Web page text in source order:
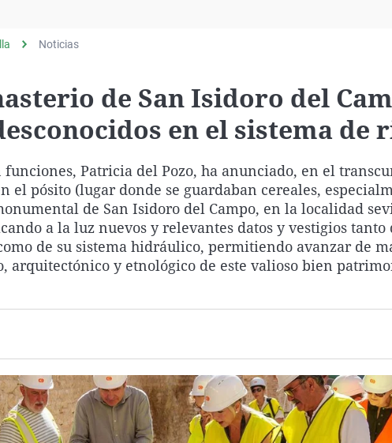
Noticias
de San Isidoro del
en el sistema de
Patricia del Pozo, ha anunciado, en el
el pósito (lugar donde se guardaban cereales,
de San Isidoro del Campo, en la localidad
a la luz nuevos y relevantes datos y vestigios tanto
de su sistema hidráulico, permitiendo avanzar de
arquitectónico y etnológico de este valioso bien